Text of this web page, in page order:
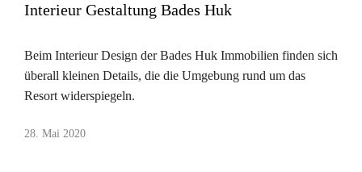
Interieur Gestaltung Bades Huk
Beim Interieur Design der Bades Huk Immobilien finden sich
überall kleinen Details, die die Umgebung rund um das
Resort widerspiegeln.
28. Mai 2020